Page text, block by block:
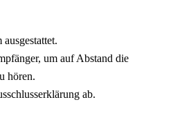
um auf Abstand die
hören.
ab.